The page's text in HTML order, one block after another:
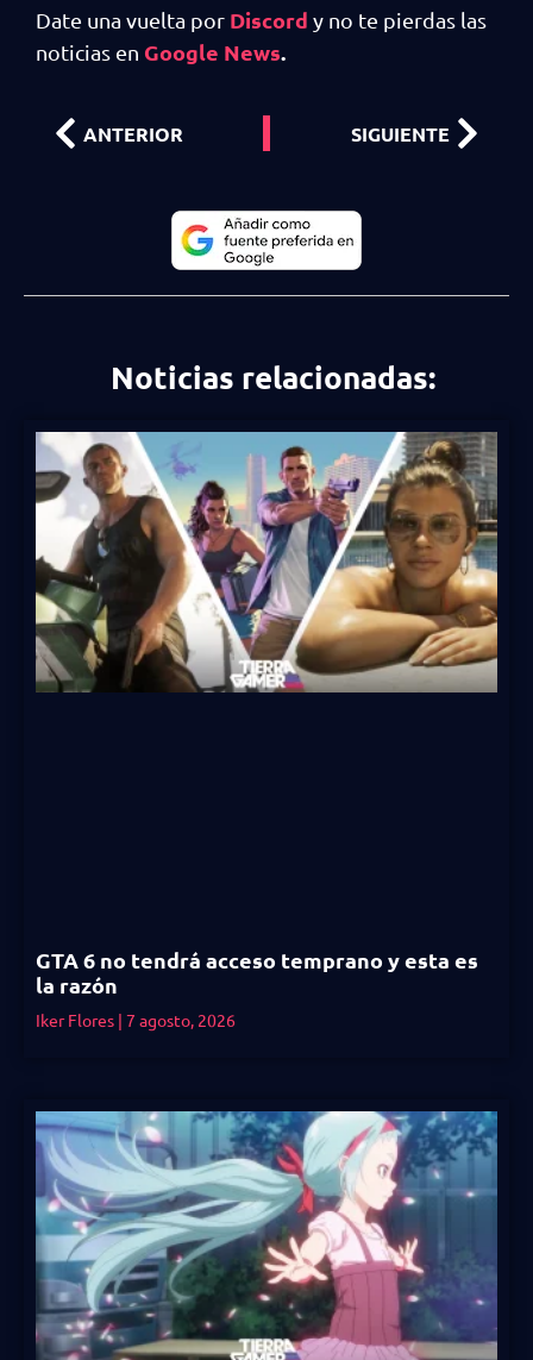
Date una vuelta por Discord y no te pierdas las
noticias en Google News.
ANTERIOR SIGUIENTE
Noticias relacionadas:
GTA 6 no tendrá acceso temprano y esta es
la razón
Iker Flores 7 agosto, 2026